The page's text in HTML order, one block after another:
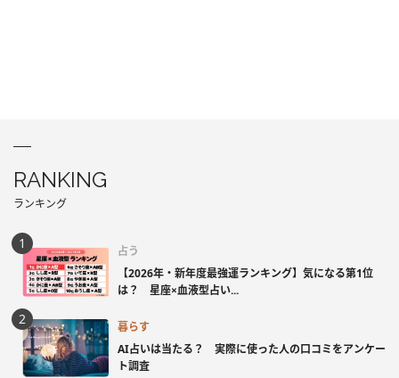
RANKING
ランキング
占う
【2026年・新年度最強運ランキング】気になる第1位
は？ 星座×血液型占い...
暮らす
AI占いは当たる？ 実際に使った人の口コミをアンケー
ト調査